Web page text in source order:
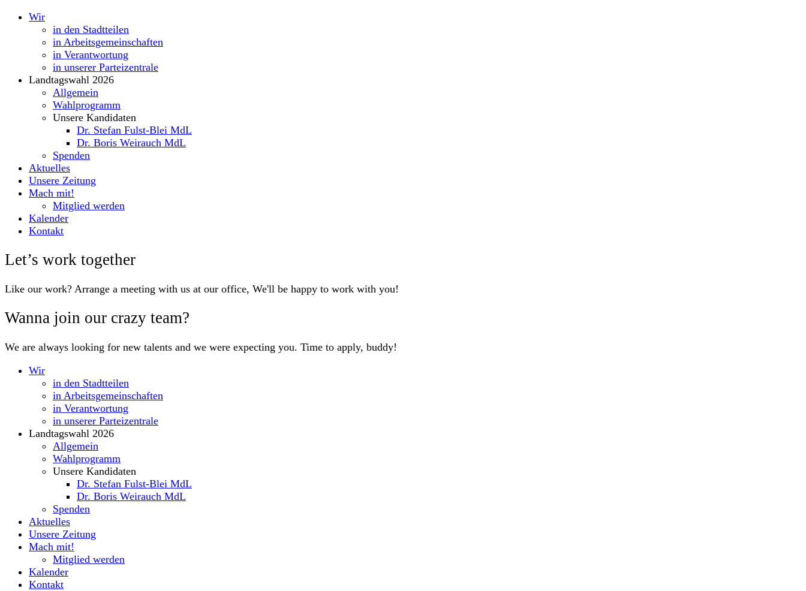
Wir
in den Stadtteilen
in Arbeitsgemeinschaften
in Verantwortung
in unserer Parteizentrale
Landtagswahl 2026
Allgemein
Wahlprogramm
Unsere Kandidaten
Dr. Stefan Fulst-Blei MdL
Dr. Boris Weirauch MdL
Spenden
Aktuelles
Unsere Zeitung
Mach mit!
Mitglied werden
Kalender
Kontakt
Let’s work together
Like our work? Arrange a meeting with us at our office, We'll be happy to work with you!
Wanna join our crazy team?
We are always looking for new talents and we were expecting you. Time to apply, buddy!
Wir
in den Stadtteilen
in Arbeitsgemeinschaften
in Verantwortung
in unserer Parteizentrale
Landtagswahl 2026
Allgemein
Wahlprogramm
Unsere Kandidaten
Dr. Stefan Fulst-Blei MdL
Dr. Boris Weirauch MdL
Spenden
Aktuelles
Unsere Zeitung
Mach mit!
Mitglied werden
Kalender
Kontakt